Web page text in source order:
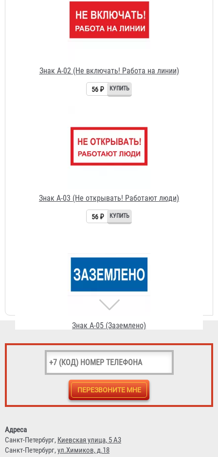
Знак A-02 (Не включать! Работа на линии)
Знак A-03 (Не открывать! Работают люди)
Знак A-05 (Заземлено)
Адреса
Санкт-Петербург, Киевская улица, 5 А3
Санкт-Петербург,ул.Химиков, д.18